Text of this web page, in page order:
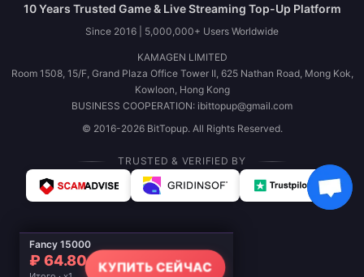
Fancy 15000
₽ 64.80 КУПИТЬ СЕЙЧАС
10 Years Trusted Game & Live Streaming Top-Up Platform
Since 2016 | 5,000,000+ Users Worldwide
KAMAGEN LIMITED
Room 1508, 15/F, Grand Plaza Office Tower II, 625 Nathan Road, Mong Kok,
Kowloon, Hong Kong
BUSINESS COOPERATION: ibittopup@gmail.com
© 2016-2026 BitTopup. All Rights Reserved.
TRUSTED & VERIFIED BY